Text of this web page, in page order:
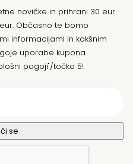
novičke in prihrani 30 eur
Občasno te bomo
informacijami in kakšnim
uporabe kupona
pogoji"/točka 5!